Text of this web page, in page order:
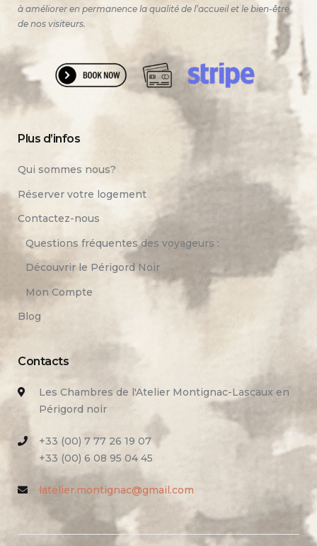
à améliorer en permanence la qualité de l’accueil et le bien-être
de nos visiteurs.
Plus d’infos
Qui sommes nous?
Réserver votre logement
Contactez-nous
Questions fréquentes des voyageurs :
Découvrir le Périgord Noir
Mon Compte
Blog
Contacts
Les Chambres de l'Atelier Montignac-Lascaux en
Périgord noir
+33 (00) 7 77 26 19 07
+33 (00) 6 08 95 04 45
latelier.montignac@gmail.com